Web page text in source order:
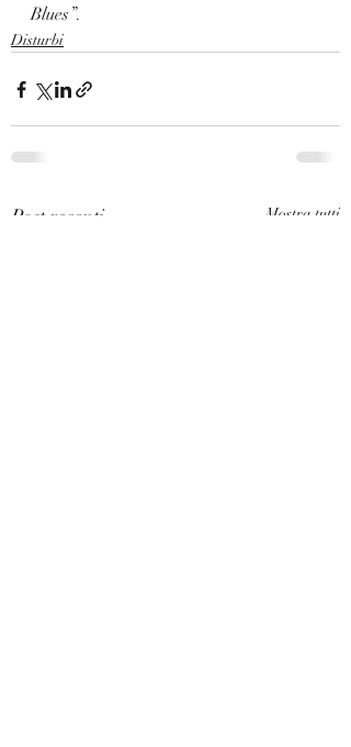
Blues”.
Disturbi
Post recenti Mostra tutti